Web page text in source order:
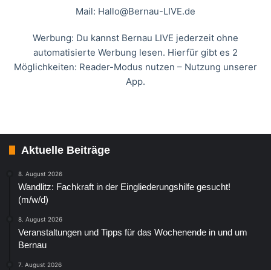
Mail: Hallo@Bernau-LIVE.de
Werbung: Du kannst Bernau LIVE jederzeit ohne
automatisierte Werbung lesen. Hierfür gibt es 2
Möglichkeiten: Reader-Modus nutzen – Nutzung unserer
App.
Aktuelle Beiträge
8. August 2026
Wandlitz: Fachkraft in der Eingliederungshilfe gesucht!
(m/w/d)
8. August 2026
Veranstaltungen und Tipps für das Wochenende in und um
Bernau
7. August 2026